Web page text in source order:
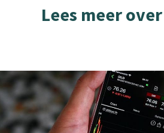
Lees meer